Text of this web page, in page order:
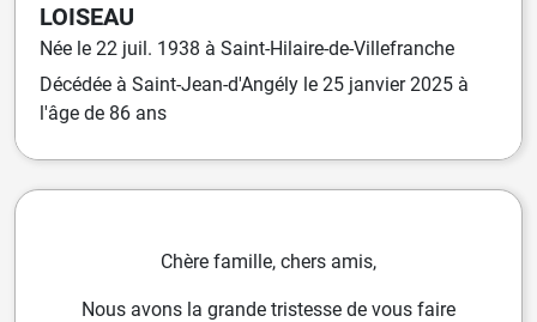
LOISEAU
Née le 22 juil. 1938 à Saint-Hilaire-de-Villefranche
Décédée à Saint-Jean-d'Angély le 25 janvier 2025 à
l'âge de 86 ans
Chère famille, chers amis,
Nous avons la grande tristesse de vous faire